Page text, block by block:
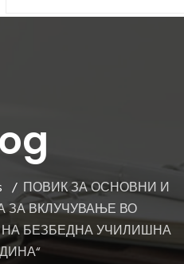
ПОВИК ЗА ОСНОВНИ И
ВКЛУЧУВАЊЕ ВО
БЕЗБЕДНА УЧИЛИШНА